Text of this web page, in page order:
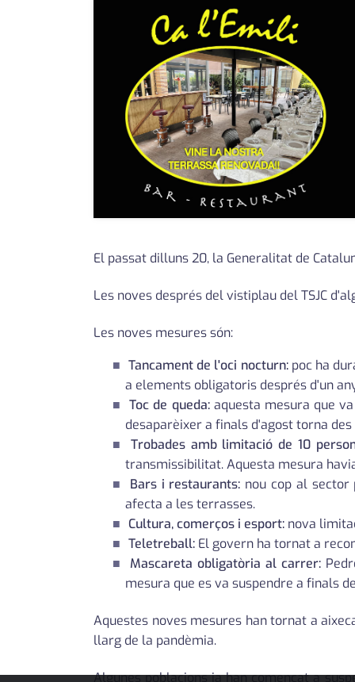
El passat dilluns 20, la Generalitat de
Les noves després del vistiplau del TSJC
Les noves mesures són:
Tancament de l'oci nocturn:poc ha
a elements obligatoris després d'un
Toc de queda:aquesta mesura que
desaparèixer a finals d'agost torna
Trobades amb limitació de 10
transmissibilitat. Aquesta mesura
Bars i restaurants: nou cop al
afecta a les terrasses.
Cultura, comerços i esport: nova
Teletreball: El govern ha tornat a
Mascareta obligatòria al carrer:
mesura que es va suspendre a finals
Aquestes noves mesures han tornat a
llarg de la pandèmia.
Algunes poblacions ja han començat a